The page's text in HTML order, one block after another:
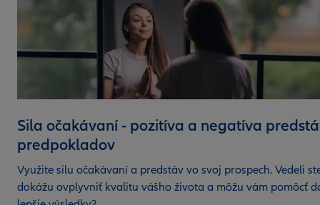
Sila očakávaní - pozitíva a negatíva
predpokladov
Využite silu očakávaní a predstáv vo svoj prospech. Vedeli
dokážu ovplyvniť kvalitu vášho života a môžu vám pomôcť